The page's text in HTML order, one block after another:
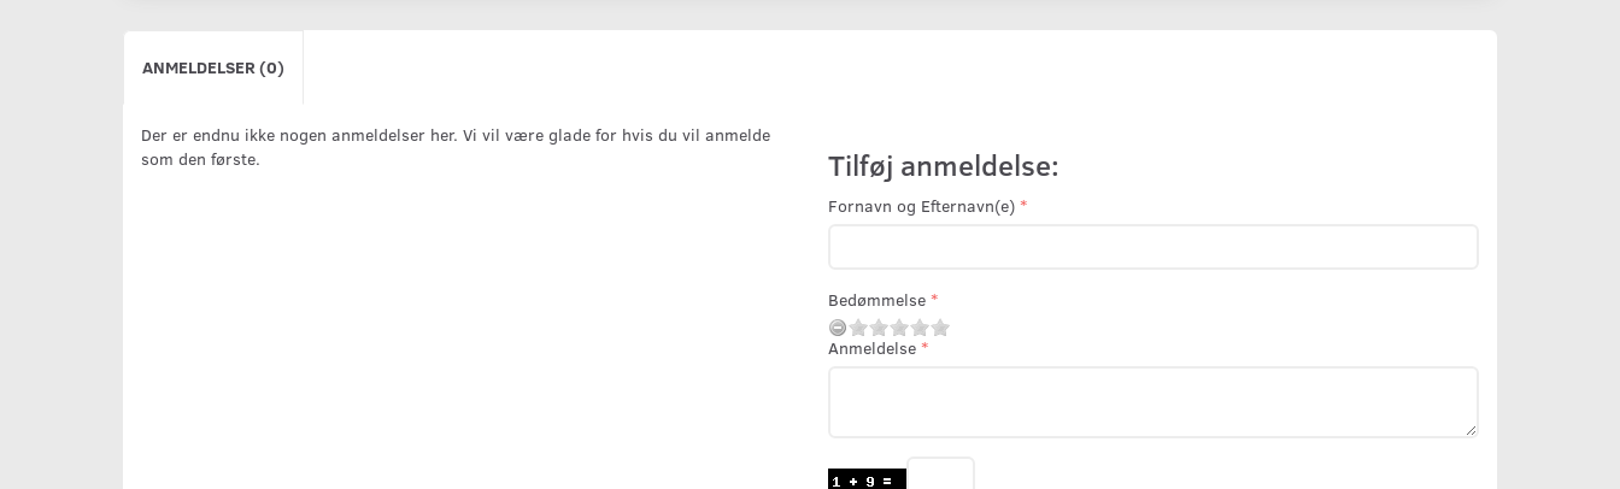
ANMELDELSER (0)
Der er endnu ikke nogen anmeldelser her. Vi vil være glade for hvis du vil anmelde
som den første.
Tilføj anmeldelse:
Fornavn og Efternavn(e)
Bedømmelse
Anmeldelse